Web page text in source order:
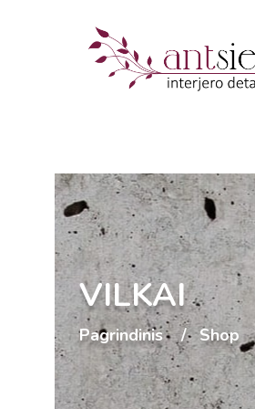
VILKAI
Pagrindinis Shop